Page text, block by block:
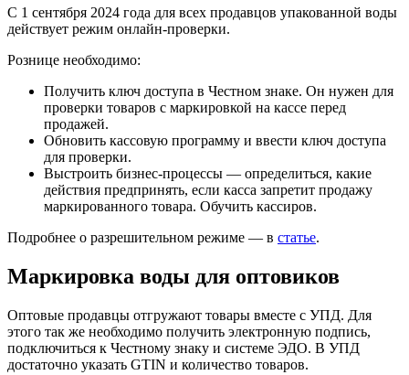
С 1 сентября 2024 года для всех продавцов упакованной воды
действует режим онлайн-проверки.
Рознице необходимо:
Получить ключ доступа в Честном знаке. Он нужен для
проверки товаров с маркировкой на кассе перед
продажей.
Обновить кассовую программу и ввести ключ доступа
для проверки.
Выстроить бизнес-процессы — определиться, какие
действия предпринять, если касса запретит продажу
маркированного товара. Обучить кассиров.
Подробнее о разрешительном режиме — в статье.
Маркировка воды для оптовиков
Оптовые продавцы отгружают товары вместе с УПД. Для
этого так же необходимо получить электронную подпись,
подключиться к Честному знаку и системе ЭДО. В УПД
достаточно указать GTIN и количество товаров.